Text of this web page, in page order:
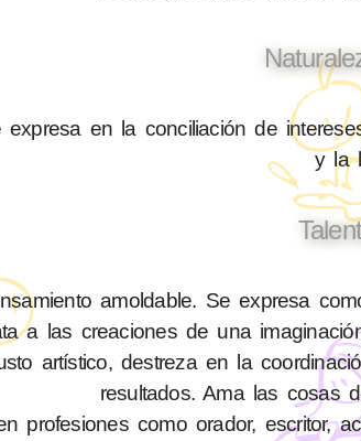
expresa en la conciliación de
y la
amoldable. Se expresa
a las creaciones de una
artístico, destreza en la
resultados. Ama las cosas
profesiones como orador, escritor,